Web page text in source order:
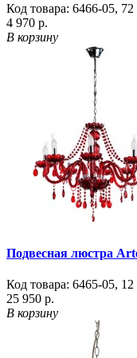
Код товара: 6466-05, 72
4 970 р.
В корзину
Подвесная люстра
Код товара: 6465-05, 12
25 950 р.
В корзину